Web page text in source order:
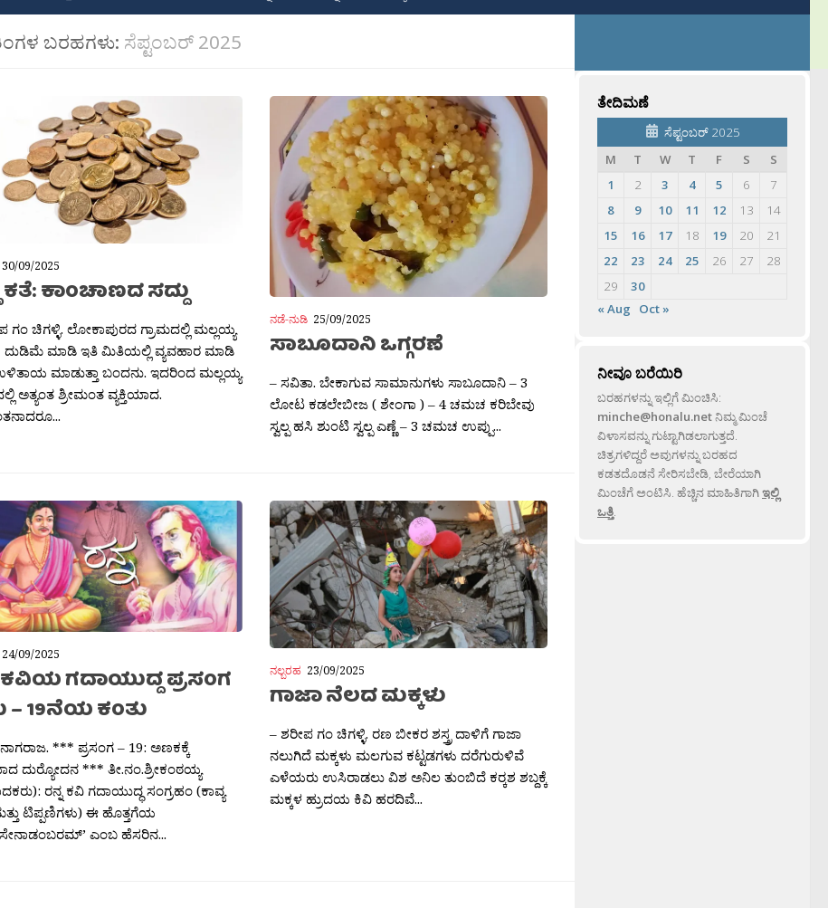
ಬರಹಗಳು: ಸೆಪ್ಟಂಬರ್ 2025
30/09/2025
ಕತೆ: ಕಾಂಚಾಣದ ಸದ್ದು
ಗಂ ಚಿಗಳ್ಳಿ. ಲೋಕಾಪುರದ ಗ್ರಾಮದಲ್ಲಿ ಮಲ್ಲಯ್ಯ
ದುಡಿಮೆ ಮಾಡಿ ಇತಿ ಮಿತಿಯಲ್ಲಿ ವ್ಯವಹಾರ ಮಾಡಿ
ಮಾಡುತ್ತಾ ಬಂದನು. ಇದರಿಂದ ಮಲ್ಲಯ್ಯ
ಅತ್ಯಂತ ಶ್ರೀಮಂತ ವ್ಯಕ್ತಿಯಾದ.
ನಡೆ-ನುಡಿ 25/09/2025
ಸಾಬೂದಾನಿ ಒಗ್ಗರಣೆ
– ಸವಿತಾ. ಬೇಕಾಗುವ ಸಾಮಾನುಗಳು ಸಾಬೂದಾನಿ – 3
ಲೋಟ ಕಡಲೇಬೀಜ ( ಶೇಂಗಾ ) – 4 ಚಮಚ ಕರಿಬೇವು
ಸ್ವಲ್ಪ ಹಸಿ ಶುಂಟಿ ಸ್ವಲ್ಪ ಎಣ್ಣೆ – 3 ಚಮಚ ಉಪ್ಪು...
24/09/2025
ಕವಿಯ ಗದಾಯುದ್ದ ಪ್ರಸಂಗ
– 19ನೆಯ ಕಂತು
*** ಪ್ರಸಂಗ – 19: ಅಣಕಕ್ಕೆ
ದುರ್‍ಯೋದನ *** ತೀ.ನಂ.ಶ್ರೀಕಂಠಯ್ಯ
ರನ್ನ ಕವಿ ಗದಾಯುದ್ಧ ಸಂಗ್ರಹಂ (ಕಾವ್ಯ
ಟಿಪ್ಪಣಿಗಳು) ಈ ಹೊತ್ತಗೆಯ
ಎಂಬ ಹೆಸರಿನ...
ನಲ್ಬರಹ 23/09/2025
ಗಾಜಾ ನೆಲದ ಮಕ್ಕಳು
– ಶರೀಪ ಗಂ ಚಿಗಳ್ಳಿ. ರಣ ಬೀಕರ ಶಸ್ತ್ರ ದಾಳಿಗೆ ಗಾಜಾ
ನಲುಗಿದೆ ಮಕ್ಕಳು ಮಲಗುವ ಕಟ್ಟಡಗಳು ದರೆಗುರುಳಿವೆ
ಎಳೆಯರು ಉಸಿರಾಡಲು ವಿಶ ಅನಿಲ ತುಂಬಿದೆ ಕರ‍್ಕಶ ಶಬ್ದಕ್ಕೆ
ಮಕ್ಕಳ ಹ್ರುದಯ ಕಿವಿ ಹರದಿವೆ...
ತೇದಿಮಣೆ
ಸೆಪ್ಟಂಬರ್ 2025
M
T W T F S
S
1
2 3 4 5 6
7
8
9 10 11 12 13
14
15
16 17 18 19 20
21
22
23 24 25 26 27
28
29
30
« Aug
Oct »
ನೀವೂ ಬರೆಯಿರಿ
ಬರಹಗಳನ್ನು ಇಲ್ಲಿಗೆ ಮಿಂಚಿಸಿ:
minche@honalu.netನಿಮ್ಮ ಮಿಂಚೆ
ವಿಳಾಸವನ್ನು ಗುಟ್ಟಾಗಿಡಲಾಗುತ್ತದೆ.
ಚಿತ್ರಗಳಿದ್ದರೆ ಅವುಗಳನ್ನು ಬರಹದ
ಕಡತದೊಡನೆ ಸೇರಿಸಬೇಡಿ, ಬೇರೆಯಾಗಿ
ಮಿಂಚೆಗೆ ಅಂಟಿಸಿ. ಹೆಚ್ಚಿನ ಮಾಹಿತಿಗಾಗಿಇಲ್ಲಿ
ಒತ್ತಿ.